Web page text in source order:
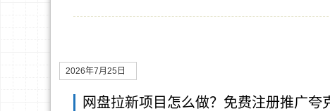
2026年7月25日
网盘拉新项目怎么做？免费注册推广